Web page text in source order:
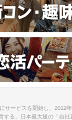
サービスを開始し、2012
する、日本最大級の「自